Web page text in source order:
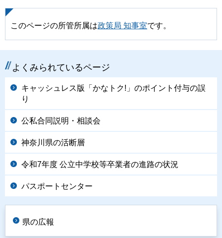
このページの所管所属は政策局 知事室です。
よくみられているページ
キャッシュレス版「かなトク!」のポイント付与の誤
り
公私合同説明・相談会
神奈川県の活断層
令和7年度 公立中学校等卒業者の進路の状況
パスポートセンター
県の広報